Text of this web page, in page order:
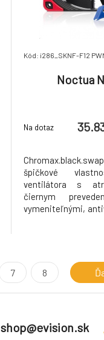
Kód: i286_SKNF-F12
Noctua
Na dotaz
špičkové
ventilátora s
čiernym
vymeniteľnými,
(dokúpiteľným) prí
7 8
shop@evision.sk